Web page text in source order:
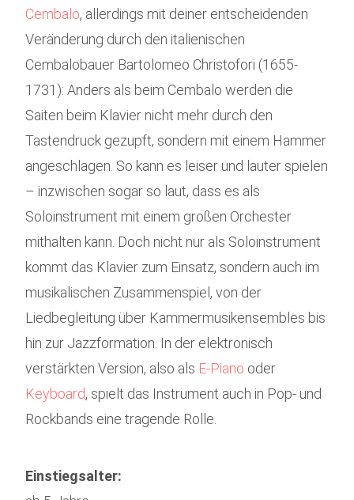
Cembalo, allerdings mit deiner entscheidenden
Veränderung durch den italienischen
Cembalobauer Bartolomeo Christofori (1655-
1731): Anders als beim Cembalo werden die
Saiten beim Klavier nicht mehr durch den
Tastendruck gezupft, sondern mit einem Hammer
angeschlagen. So kann es leiser und lauter spielen
– inzwischen sogar so laut, dass es als
Soloinstrument mit einem großen Orchester
mithalten kann. Doch nicht nur als Soloinstrument
kommt das Klavier zum Einsatz, sondern auch im
musikalischen Zusammenspiel, von der
Liedbegleitung über Kammermusikensembles bis
hin zur Jazzformation. In der elektronisch
verstärkten Version, also als E-Piano oder
Keyboard, spielt das Instrument auch in Pop- und
Rockbands eine tragende Rolle.
Einstiegsalter: